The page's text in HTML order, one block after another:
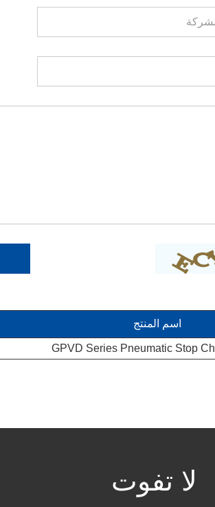
اسم المنتج
GPVD Series Pneumatic Stop
لا تفوت